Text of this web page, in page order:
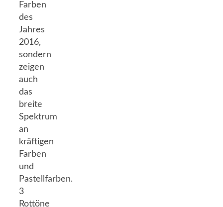
Farben
des
Jahres
2016,
sondern
zeigen
auch
das
breite
Spektrum
an
kräftigen
Farben
und
Pastellfarben.
3
Rottöne